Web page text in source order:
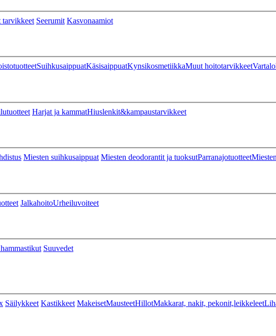
Seerumit Kasvonaamiot
SuihkusaippuatKäsisaippuatKynsikosmetiikkaMuut hoitotarvikkeet
Harjat ja kammatHiuslenkit&kampaustarvikkeet
Miesten suihkusaippuat Miesten deodorantit ja tuoksutParranajotuotteet
JalkahoitoUrheiluvoiteet
Suuvedet
Säilykkeet Kastikkeet MakeisetMausteetHillotMakkarat, nakit, pekonit,leikkeleet